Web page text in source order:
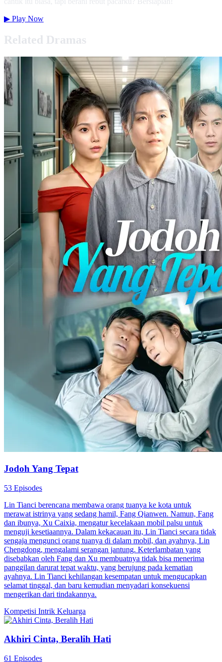
▶ Play Now
Related Dramas
Jodoh Yang Tepat
53 Episodes
Lin Tianci berencana membawa orang tuanya ke kota untuk
merawat istrinya yang sedang hamil, Fang Qianwen. Namun, Fang
dan ibunya, Xu Caixia, mengatur kecelakaan mobil palsu untuk
menguji kesetiaannya. Dalam kekacauan itu, Lin Tianci secara tidak
sengaja mengunci orang tuanya di dalam mobil, dan ayahnya, Lin
Chengdong, mengalami serangan jantung. Keterlambatan yang
disebabkan oleh Fang dan Xu membuatnya tidak bisa menerima
panggilan darurat tepat waktu, yang berujung pada kematian
ayahnya. Lin Tianci kehilangan kesempatan untuk mengucapkan
selamat tinggal, dan baru kemudian menyadari konsekuensi
mengerikan dari tindakannya.
Kompetisi Intrik Keluarga
Akhiri Cinta, Beralih Hati
61 Episodes